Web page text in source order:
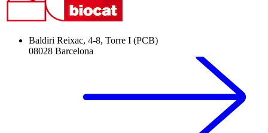
Baldiri Reixac, 4-8, Torre I (PCB)
08028 Barcelona